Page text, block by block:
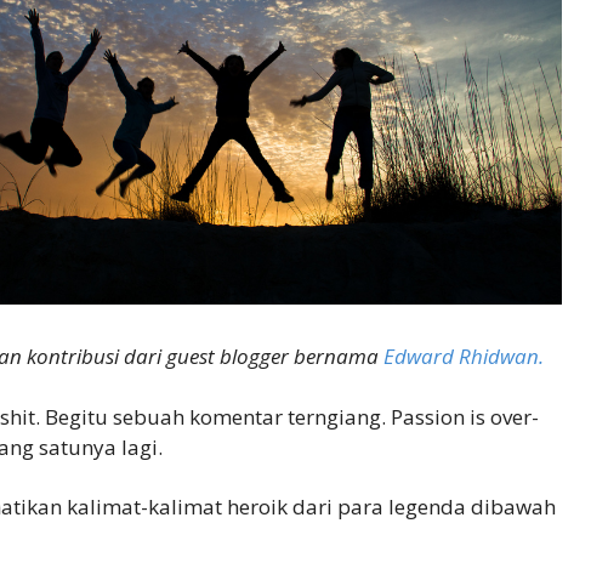
kontribusi dari guest blogger bernamaEdward Rhidwan.
Begitu sebuah komentar terngiang. Passion is over-
satunya lagi.
kalimat-kalimat heroik dari para legenda dibawah